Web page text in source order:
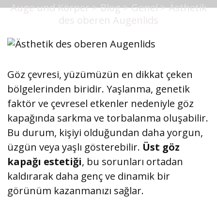
Auge und Körper>Blog>Genel>Ästhetik
des oberen Augenlids
Göz çevresi, yüzümüzün en dikkat çeken
bölgelerinden biridir. Yaşlanma, genetik
faktör ve çevresel etkenler nedeniyle göz
kapağında sarkma ve torbalanma oluşabilir.
Bu durum, kişiyi olduğundan daha yorgun,
üzgün veya yaşlı gösterebilir. Üst göz
kapağı estetiği, bu sorunları ortadan
kaldırarak daha genç ve dinamik bir
görünüm kazanmanızı sağlar.